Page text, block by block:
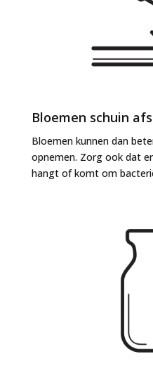
Bloemen schuin
Bloemen kunnen dan
opnemen. Zorg ook dat
hangt of komt om